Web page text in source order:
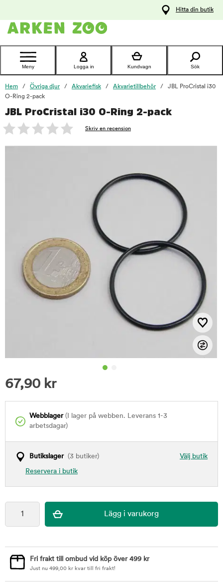
Kontakta
Hitta din butik
Meny Logga in Kundvagn Sök
Hem Övriga djur Akvariefisk Akvarietillbehör
JBL ProCristal i30
O-Ring 2-pack
JBL ProCristal i30 O-Ring 2-pack
Skriv en recension
67,90 kr
Webblager(I lager på webben. Leverans 1-3
arbetsdagar)
Välj butik
Butikslager(3 butiker)
Reservera i butik
foo
Fri frakt till ombud vid köp över 499 kr
Just nu 499,00 kr kvar till fri frakt!